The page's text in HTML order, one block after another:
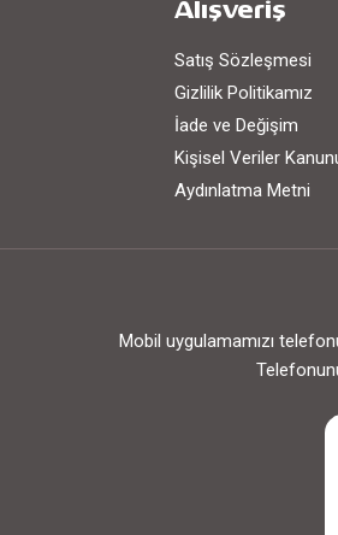
Alışveriş
Satış Sözleşmesi
Gizlilik Politikamız
İade ve Değişim
Kişisel Veriler
Aydınlatma Metni
Mobil uygulamamızı